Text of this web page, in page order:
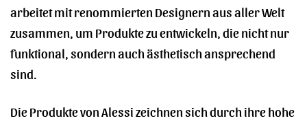
arbeitet mit renommierten Designern aus aller Welt
zusammen, um Produkte zu entwickeln, die nicht nur
funktional, sondern auch ästhetisch ansprechend
sind.
Die Produkte von Alessi zeichnen sich durch ihre hohe